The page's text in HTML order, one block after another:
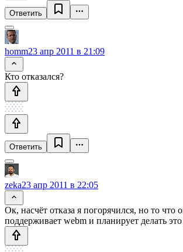
Ответить
homm23 апр 2011 в 21:09
Кто отказался?
Ответить
zeka23 апр 2011 в 22:05
Ок, насчёт отказа я погорячился, но то что
поддерживает webm и планирует делать